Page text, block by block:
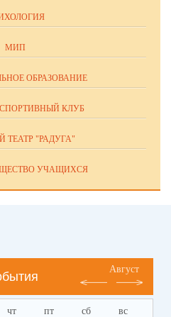
МИП
ОБРАЗОВАНИЕ
КЛУБ
ТЕАТР "РАДУГА"
УЧАЩИХСЯ
Август
чт пт сб вс